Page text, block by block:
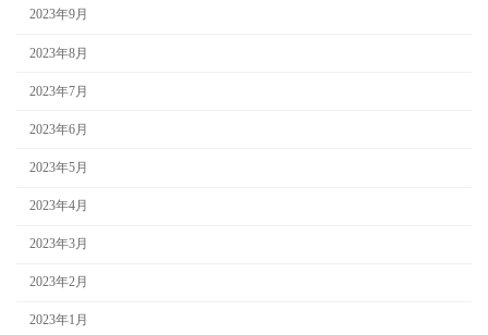
2023年9月
2023年8月
2023年7月
2023年6月
2023年5月
2023年4月
2023年3月
2023年2月
2023年1月